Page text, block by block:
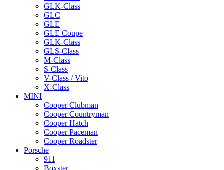
GLK-Class
GLC
GLE
GLE Coupe
GLK-Class
GLS-Class
M-Class
S-Class
V-Class / Vito
X-Class
MINI
Cooper Clubman
Cooper Countryman
Cooper Hatch
Cooper Paceman
Cooper Roadster
Porsche
911
Boxster